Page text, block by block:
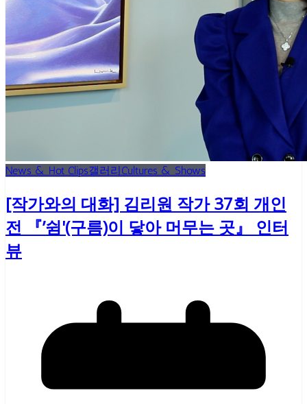
News & Hot Clips갤러리Cultures & Shows
[작가와의 대화] 김리원 작가 37회 개인
전 『’쉼'(구름)이 닿아 머무는 곳』 인터
뷰